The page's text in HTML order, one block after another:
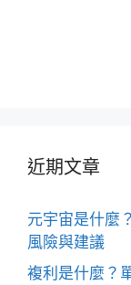
近期文章
元宇宙是什麼
風險與建議
複利是什麼？